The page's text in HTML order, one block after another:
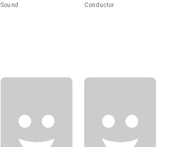
Sound Conductor